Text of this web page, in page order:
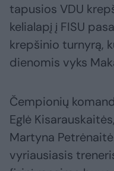
tapusios VDU
kelialapį į FISU
krepšinio turnyrą,
dienomis vyks
Čempionių
Eglė
Martyna
vyriausiasis